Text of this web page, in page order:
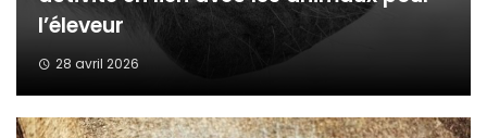
l’éleveur
28 avril 2026